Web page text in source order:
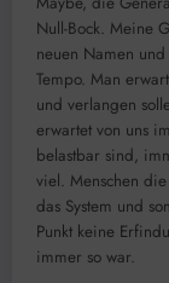
Null-Bock. Meine
neuen Namen
Tempo. Man
und verlangen
erwartet von uns
belastbar sind,
viel. Menschen
das System und
Punkt keine
immer so war.